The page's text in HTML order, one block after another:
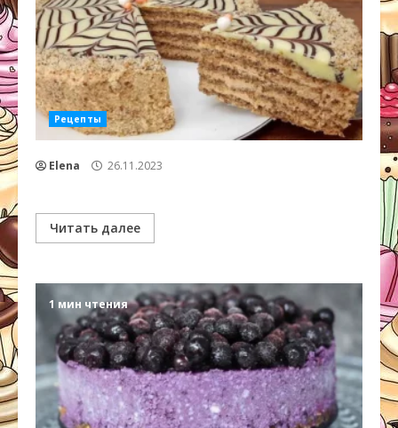
Рецепты
Elena 26.11.2023
Читать далее
1 мин чтения